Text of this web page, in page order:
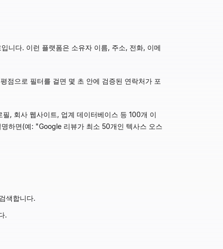
니다. 이런 플랫폼은 소유자 이름, 주소, 전화, 이메
점으로 필터를 걸면 몇 초 안에 검증된 연락처가 포
, 회사 웹사이트, 업계 데이터베이스 등 100개 이
하면(예: "Google 리뷰가 최소 50개인 텍사스 오스
색합니다.
.